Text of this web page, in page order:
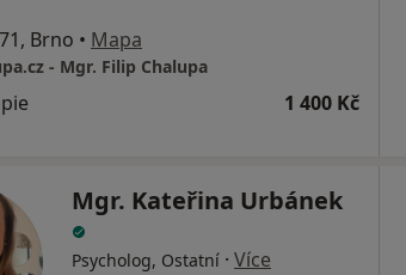
Brno • Mapa
- Mgr. Filip Chalupa
1 400 Kč
Mgr. Kateřina Urbánek
Psycholog, Ostatní · Více